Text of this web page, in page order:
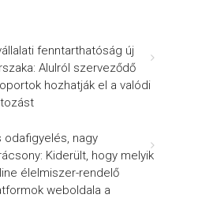
fenntarthatóság új
Alulról szerveződő
hozhatják el a valódi
odafigyelés, nagy
Kiderült, hogy melyik
élelmiszer-rendelő
weboldala a